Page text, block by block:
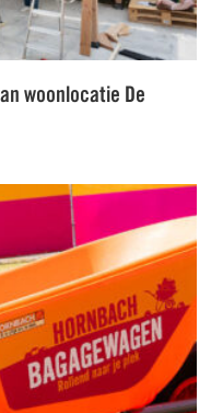
woonlocatie De